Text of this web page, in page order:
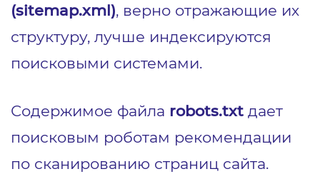
(sitemap.xml), верно отражающие их
структуру, лучше индексируются
поисковыми системами.
Содержимое файла robots.txt дает
поисковым роботам рекомендации
по сканированию страниц сайта.